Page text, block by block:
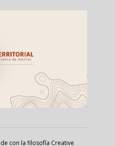
con la filosofía Creative